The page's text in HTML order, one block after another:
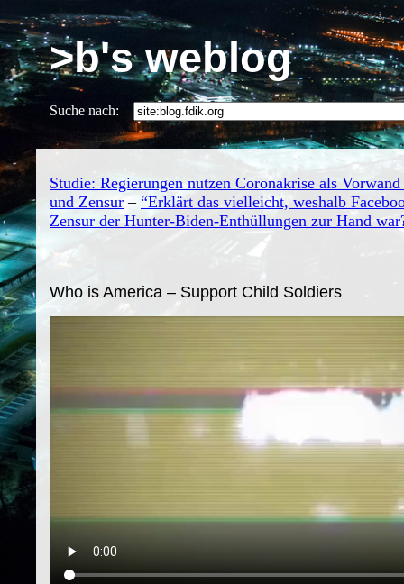
>b's weblog
Suche nach:
Studie: Regierungen nutzen Coronakrise als
und Zensur – “Erklärt das vielleicht, weshalb
Zensur der Hunter-Biden-Enthüllungen zur Hand
Who is America – Support Child Soldiers